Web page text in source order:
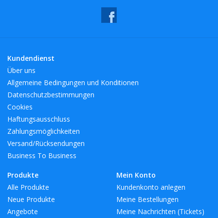
- Capaciteit: 150 ml
- Vaatwasser compatibiliteit: nee
- Compatibiliteit van de magnetron: nee
- Compatibiliteit van de oven: nee
Omgevingskenmerken van de verpakking:
U kunt de verpakking van onze producten in de gele
prullenbakken recyclen.
Breedte: 5cm
Hoogte: 6cm
Kundendienst
Über uns
Allgemeine Bedingungen und Konditionen
Datenschutzbestimmungen
Cookies
Haftungsausschluss
Zahlungsmöglichkeiten
Versand/Rücksendungen
Business To Business
Produkte
Alle Produkte
Neue Produkte
Angebote
Mein Konto
Kundenkonto anlegen
Meine Bestellungen
Meine Nachrichten (Tickets)